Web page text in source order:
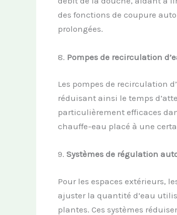
des fonctions de coupure
prolongées.
8. Pompes de recirculation d’e
Les pompes de recirculation
réduisant ainsi le temps
particulièrement efficaces
chauffe-eau placé à une
9. Systèmes de régulation a
Pour les espaces extérieurs,
ajuster la quantité d’eau
plantes. Ces systèmes